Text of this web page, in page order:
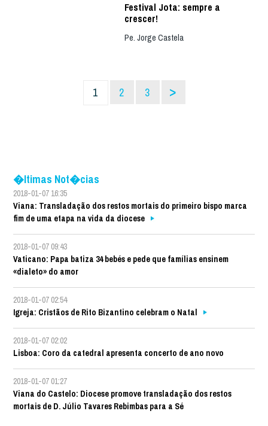
Festival Jota: sempre a
crescer!
Pe. Jorge Castela
1 2 3 >
�ltimas Not�cias
2018-01-07 16:35
Viana: Transladação dos restos mortais do primeiro bispo marca
fim de uma etapa na vida da diocese
2018-01-07 09:43
Vaticano: Papa batiza 34 bebés e pede que famílias ensinem
«dialeto» do amor
2018-01-07 02:54
Igreja: Cristãos de Rito Bizantino celebram o Natal
2018-01-07 02:02
Lisboa: Coro da catedral apresenta concerto de ano novo
2018-01-07 01:27
Viana do Castelo: Diocese promove transladação dos restos
mortais de D. Júlio Tavares Rebimbas para a Sé